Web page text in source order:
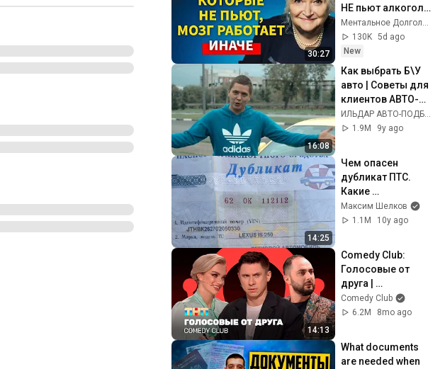
30:27
НЕ пьют алкоголь
(согласно
нейронауке) |
Татьяна
Черниговская
Ментальное Долголетие and 2 more
130K 5d ago
New
16:08
Как выбрать Б\У
авто | Советы для
клиентов АВТО-
ПОДБОР.РФ |
ИЛЬДАР АВТО-
ИЛЬДАР АВТО-ПОДБОР
1.9M
9y ago
14:25
Чем опасен
дубликат ПТС.
Какие
ДУБЛИКАТЫ
бывают
Максим Шелков
1.1M
10y ago
14:13
Comedy Club:
Голосовые от
друга |
Батрутдинов,
Карибидис, Шкуро
ia
Comedy Club
6.2M
8mo ago
What documents
are needed when